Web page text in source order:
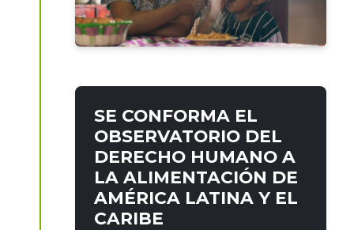
SE CONFORMA EL
OBSERVATORIO DEL
DERECHO HUMANO A
LA ALIMENTACIÓN DE
AMÉRICA LATINA Y EL
CARIBE